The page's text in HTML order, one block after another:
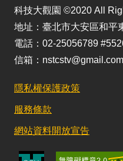
科技大觀園 ©2020 All
地址：臺北市大安區和平
電話：02-25056789
信箱：nstcstv@gmail.com
隱私權保護政策
服務條款
網站資料開放宣告